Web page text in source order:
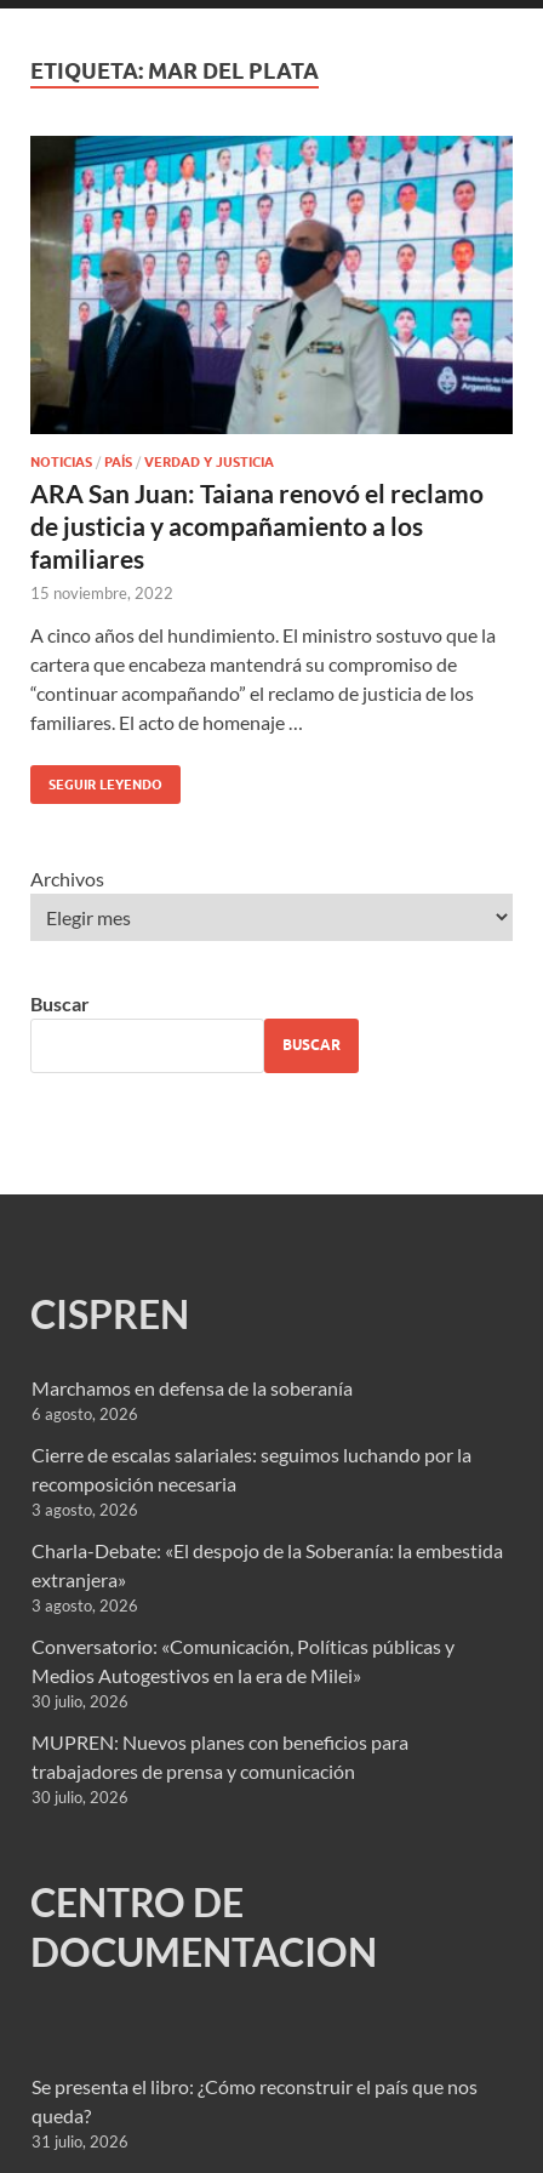
ETIQUETA: MAR DEL PLATA
NOTICIAS / PAÍS / VERDAD Y JUSTICIA
ARA San Juan: Taiana renovó el reclamo
de justicia y acompañamiento a los
familiares
15 noviembre, 2022
A cinco años del hundimiento. El ministro sostuvo que la
cartera que encabeza mantendrá su compromiso de
“continuar acompañando” el reclamo de justicia de los
familiares. El acto de homenaje …
SEGUIR LEYENDO
Archivos
Buscar
BUSCAR
CISPREN
Marchamos en defensa de la soberanía
6 agosto, 2026
Cierre de escalas salariales: seguimos luchando por la
recomposición necesaria
3 agosto, 2026
Charla-Debate: «El despojo de la Soberanía: la embestida
extranjera»
3 agosto, 2026
Conversatorio: «Comunicación, Políticas públicas y
Medios Autogestivos en la era de Milei»
30 julio, 2026
MUPREN: Nuevos planes con beneficios para
trabajadores de prensa y comunicación
30 julio, 2026
CENTRO DE
DOCUMENTACION
Se presenta el libro: ¿Cómo reconstruir el país que nos
queda?
31 julio, 2026